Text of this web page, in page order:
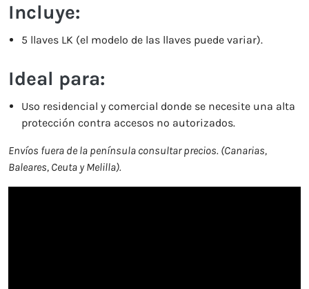
Incluye:
5 llaves LK (el modelo de las llaves puede variar).
Ideal para:
Uso residencial y comercial donde se necesite una alta
protección contra accesos no autorizados.
Envíos fuera de la península consultar precios. (Canarias,
Baleares, Ceuta y Melilla).